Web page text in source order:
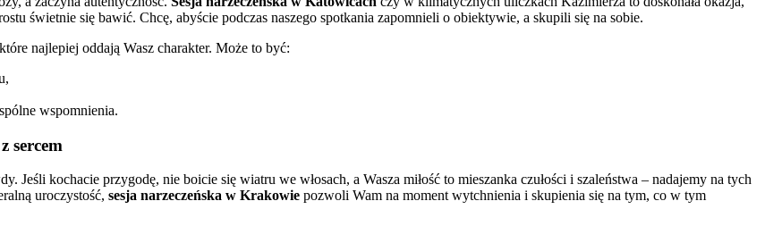
świetnie się bawić. Chcę, abyście podczas naszego spotkania zapomnieli o obiektywie, a skupili się na sobie.
najlepiej oddają Wasz charakter. Może to być:
wspomnienia.
sercem
kochacie przygodę, nie boicie się wiatru we włosach, a Wasza miłość to mieszanka czułości i szaleństwa – nadajemy na tych
uroczystość, sesja narzeczeńska w Krakowie pozwoli Wam na moment wytchnienia i skupienia się na tym, co w tym